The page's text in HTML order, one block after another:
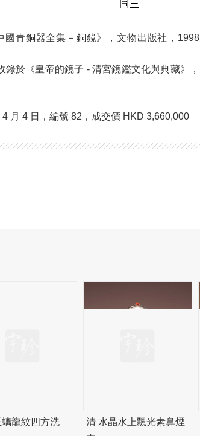
青銅器全集－銅鏡》，文物出版社，1998
於《皇帝的鏡子 - 清宮鏡鑑文化與典藏》，
月 4 日，編號 82，成交價 HKD 3,660,000
龍紋四方洗
清 水晶水上飄光素鼻煙